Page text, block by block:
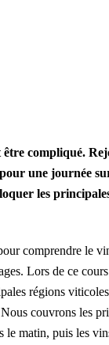
compliqué.
une journée
les
comprendre le
Lors de ce
régions
couvrons les
le matin, puis les